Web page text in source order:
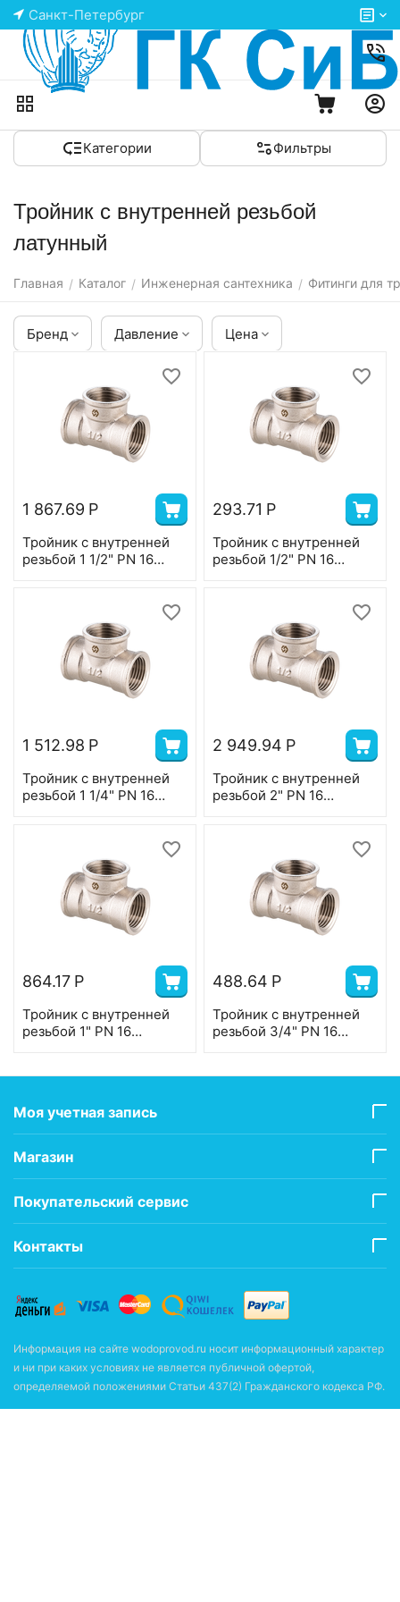
Санкт-Петербург
Категории Фильтры
Тройник с внутренней резьбой
латунный
Главная / Каталог / Инженерная сантехника / Фитинги для
Бренд Давление Цена
1 867.69 Р
Тройник с внутренней
резьбой 1 1/2" PN 16
293.71 Р
Тройник с внутренней
резьбой 1/2" PN 16
1 512.98 Р
Тройник с внутренней
резьбой 1 1/4" PN 16
2 949.94 Р
Тройник с внутренней
резьбой 2" PN 16
864.17 Р
Тройник с внутренней
резьбой 1" PN 16
488.64 Р
Тройник с внутренней
резьбой 3/4" PN 16
Моя учетная запись
Магазин
Покупательский сервис
Контакты
Информация на сайте wodoprovod.ru носит информационный характер
и ни при каких условиях не является публичной офертой,
определяемой положениями Статьи 437(2) Гражданского кодекса РФ.